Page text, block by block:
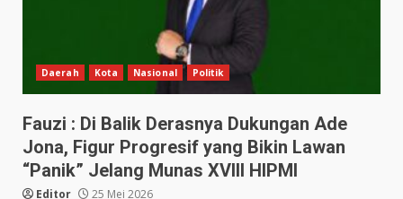
Daerah Kota Nasional Politik
Fauzi : Di Balik Derasnya Dukungan Ade
Jona, Figur Progresif yang Bikin Lawan
“Panik” Jelang Munas XVIII HIPMI
Editor 25 Mei 2026